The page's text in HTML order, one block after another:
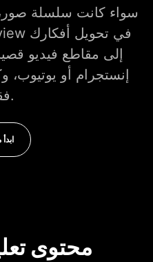
سواء كانت سلسلة صور،
إلى مقاطع فيديو
إنستجرام أو
فقط.
محتوى